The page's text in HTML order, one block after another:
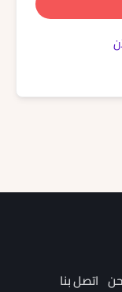
اتصل بنا